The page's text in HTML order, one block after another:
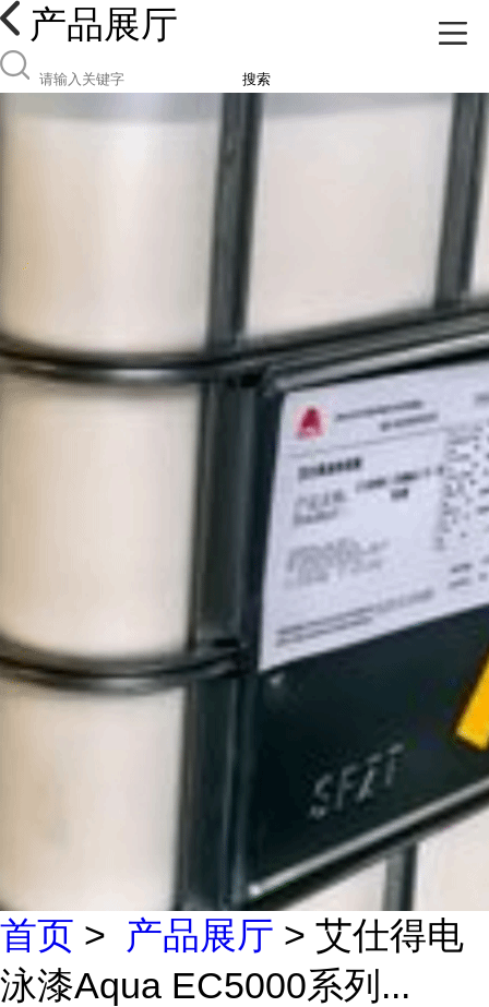
产品展厅
搜索
首页 > 产品展厅 > 艾仕得电
泳漆Aqua EC5000系列...